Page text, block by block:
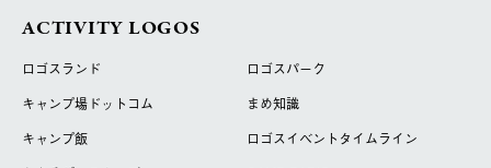
ACTIVITY LOGOS
ロゴスランド
ロゴスパーク
キャンプ場ドットコム
まめ知識
キャンプ飯
ロゴスイベントタイムライン